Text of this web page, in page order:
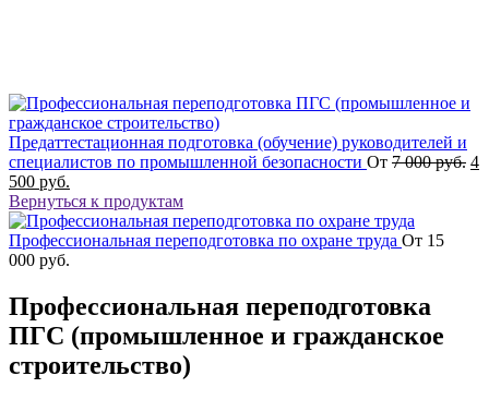
Предаттестационная подготовка (обучение) руководителей и
специалистов по промышленной безопасности От 7 000руб. 4
500 руб.
Вернуться к продуктам
Профессиональная переподготовка по охране труда От 15
000 руб.
Профессиональная переподготовка
ПГС (промышленное и гражданское
строительство)